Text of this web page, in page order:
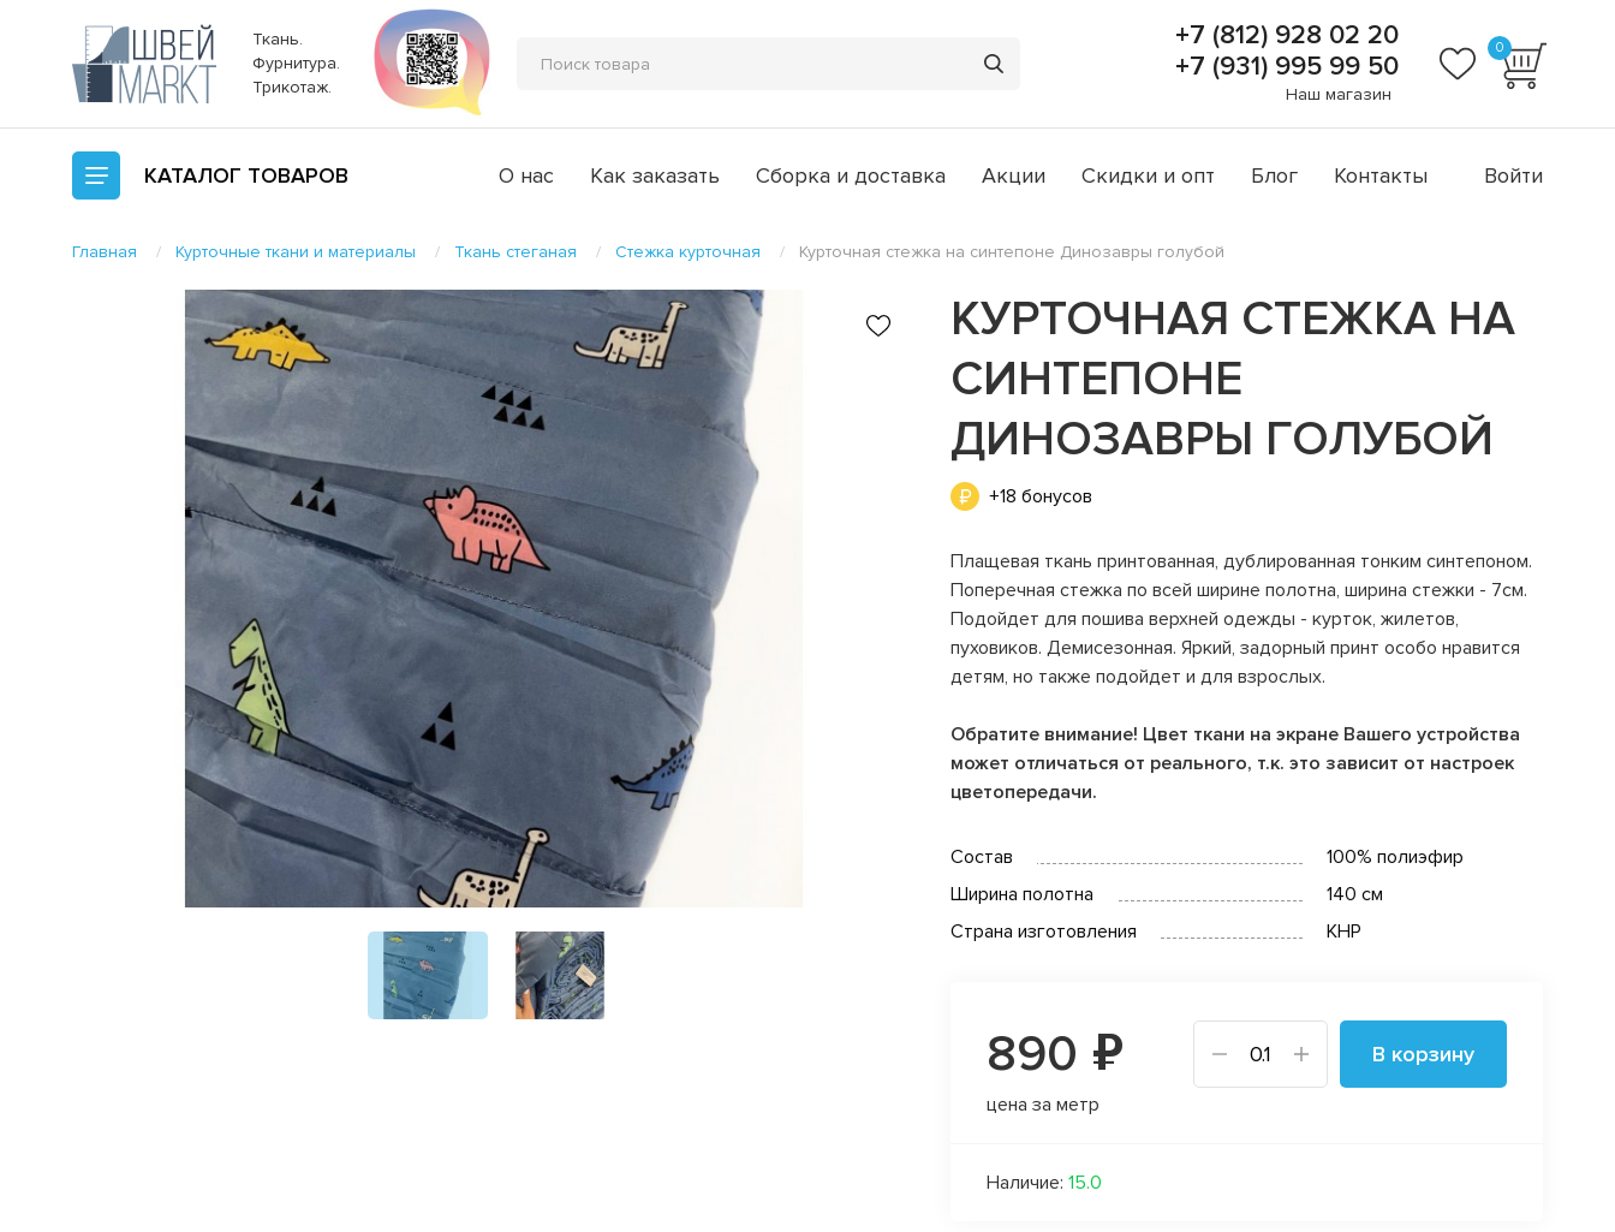
Ткань.
Фурнитура.
Трикотаж.
+7 (812) 928 02 20
+7 (931) 995 99 50
Наш магазин
0
КАТАЛОГ ТОВАРОВ О нас Как заказать Сборка и доставка Акции Скидки и опт Блог Контакты Войти
Главная Курточные ткани и материалы Ткань стеганая Стежка курточная Курточная стежка на синтепоне Динозавры голубой
КУРТОЧНАЯ СТЕЖКА НА
СИНТЕПОНЕ
ДИНОЗАВРЫ ГОЛУБОЙ
+18 бонусов
Плащевая ткань принтованная, дублированная тонким синтепоном.
Поперечная стежка по всей ширине полотна, ширина стежки - 7см.
Подойдет для пошива верхней одежды - курток, жилетов,
пуховиков. Демисезонная. Яркий, задорный принт особо нравится
детям, но также подойдет и для взрослых.
Обратите внимание! Цвет ткани на экране Вашего устройства
может отличаться от реального, т.к. это зависит от настроек
цветопередачи.
Состав
100% полиэфир
Ширина полотна
140 см
Страна изготовления
КНР
890 ₽
цена за метр
В корзину
Наличие:15.0